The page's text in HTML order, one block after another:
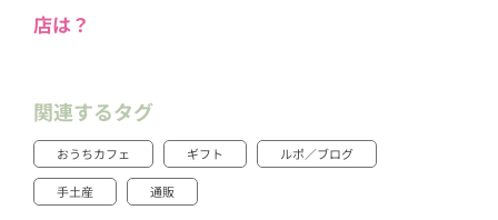
店は？
関連するタグ
おうちカフェ ギフト ルポ／ブログ
手土産 通販